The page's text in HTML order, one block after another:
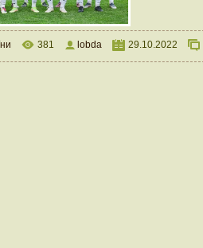
381 lobda 29.10.2022